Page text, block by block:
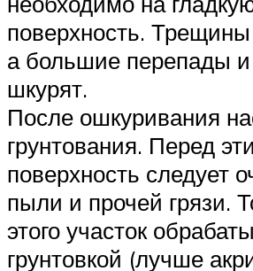
поверхность.
а большие перепады и
шкурят.
После ошкуривания
грунтования. Перед
поверхность следует
пыли и прочей грязи.
этого участок
грунтовкой (лучше